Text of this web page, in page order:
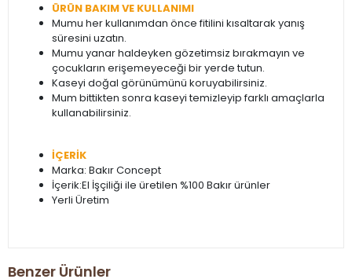
ÜRÜN BAKIM VE KULLANIMI
Mumu her kullanımdan önce fitilini kısaltarak yanış
süresini uzatın.
Mumu yanar haldeyken gözetimsiz bırakmayın ve
çocukların erişemeyeceği bir yerde tutun.
Kaseyi doğal görünümünü koruyabilirsiniz.
Mum bittikten sonra kaseyi temizleyip farklı amaçlarla
kullanabilirsiniz.
İÇERİK
Marka: Bakır Concept
İçerik:El İşçiliği ile üretilen %100 Bakır ürünler
Yerli Üretim
Benzer Ürünler